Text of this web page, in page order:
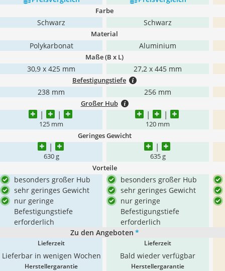
Farbe
Schwarz Schwarz
Material
Polykarbonat Aluminium
Maße (B x L)
30,9 x 425 mm 27,2 x 445 mm
Befestigungstiefe
238 mm 256 mm
Großer Hub
125 mm 120 mm
Geringes Gewicht
630 g 635 g
Vorteile
besonders großer Hub
sehr geringes Gewicht
nur geringe
Befestigungstiefe
erforderlich
besonders großer Hub
sehr geringes Gewicht
nur geringe
Befestigungstiefe
erforderlich
Zu den Angeboten *
Lieferzeit
Lieferbar in wenigen Wochen
Lieferzeit
Bald wieder verfügbar
Herstellergarantie Herstellergarantie